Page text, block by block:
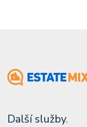
Další služby.